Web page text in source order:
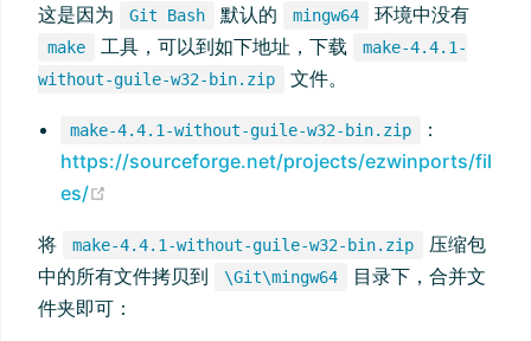
这是因为 Git Bash 默认的 mingw64 环境中没有
make 工具，可以到如下地址，下载
make-4.4.1-
without-guile-w32-bin.zip
文件。
make-4.4.1-without-guile-w32-bin.zip
：
https://sourceforge.net/projects/ezwinports/fil
es/
将 make-4.4.1-without-guile-w32-bin.zip
压缩包
中的所有文件拷贝到
\Git\mingw64
目录下，合并文
件夹即可：